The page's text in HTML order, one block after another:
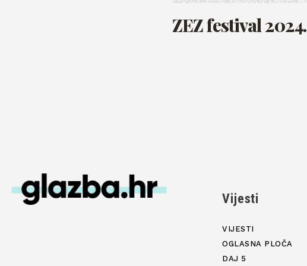
ZEZ festival 2024.
Vijesti
VIJESTI
OGLASNA PLOČA
DAJ 5